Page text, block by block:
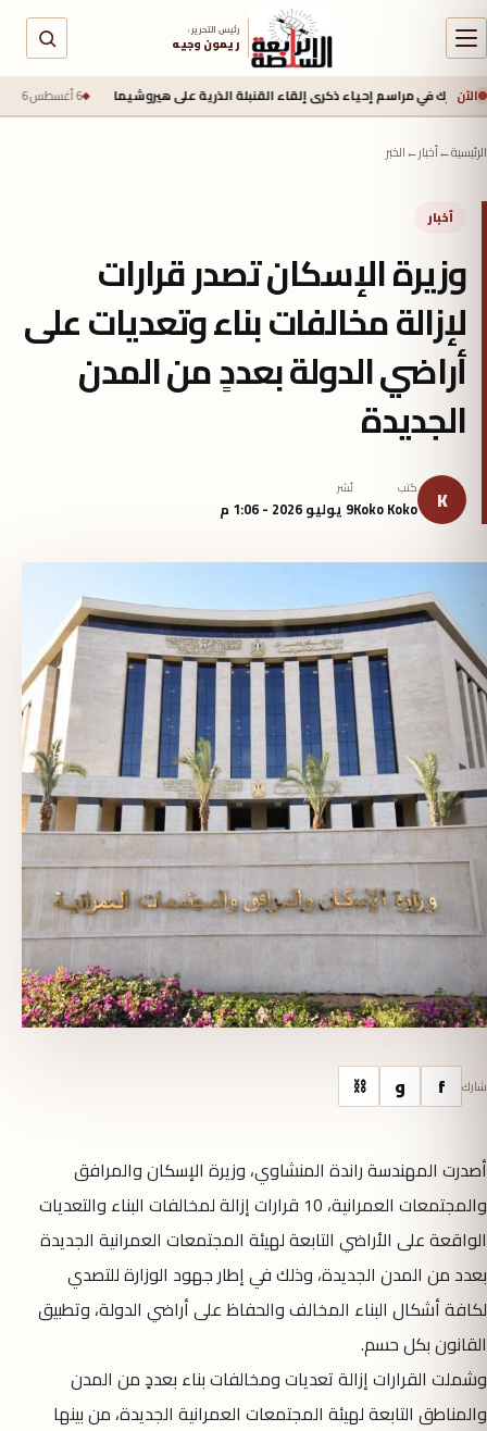
رئيس التحرير :
ريمون وجيه
الآن
مراسم إحياء ذكرى إلقاء القنبلة الذرية على هيروشيما 6 أغسطس 2026 - 6:50 ص
الرئيسية←أخبار←الخبر
أخبار
وزيرة الإسكان تصدر قرارات
لإزالة مخالفات بناء وتعديات على
أراضي الدولة بعددٍ من المدن
الجديدة
K كتب
Koko Koko
نُشر
9 يوليو 2026 - 1:06 م
شارك f و ⛓
أصدرت المهندسة راندة المنشاوي، وزيرة الإسكان والمرافق
والمجتمعات العمرانية، 10 قرارات إزالة لمخالفات البناء والتعديات
الواقعة على الأراضي التابعة لهيئة المجتمعات العمرانية الجديدة
بعدد من المدن الجديدة، وذلك في إطار جهود الوزارة للتصدي
لكافة أشكال البناء المخالف والحفاظ على أراضي الدولة، وتطبيق
القانون بكل حسم.
وشملت القرارات إزالة تعديات ومخالفات بناء بعددٍ من المدن
والمناطق التابعة لهيئة المجتمعات العمرانية الجديدة، من بينها